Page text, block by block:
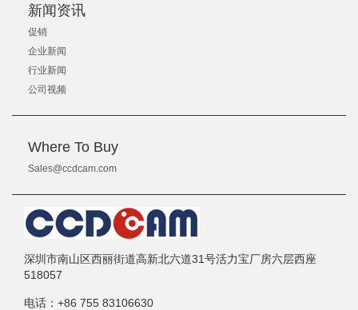
新闻资讯
促销
企业新闻
行业新闻
公司视频
Where To Buy
Sales@ccdcam.com
深圳市南山区西丽街道高新北六道31号活力宝厂房六层西座
518057
电话： +86 755 83106630